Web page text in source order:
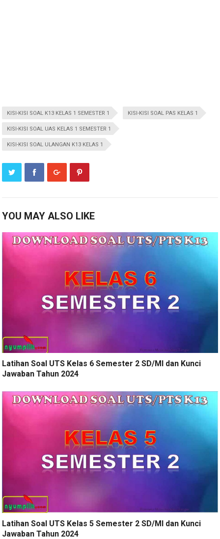
KISI-KISI SOAL K13 KELAS 1 SEMESTER 1 KISI-KISI SOAL PAS KELAS 1
KISI-KISI SOAL UAS KELAS 1 SEMESTER 1
KISI-KISI SOAL ULANGAN K13 KELAS 1
YOU MAY ALSO LIKE
Latihan Soal UTS Kelas 6 Semester 2 SD/MI dan Kunci
Jawaban Tahun 2024
Latihan Soal UTS Kelas 5 Semester 2 SD/MI dan Kunci
Jawaban Tahun 2024